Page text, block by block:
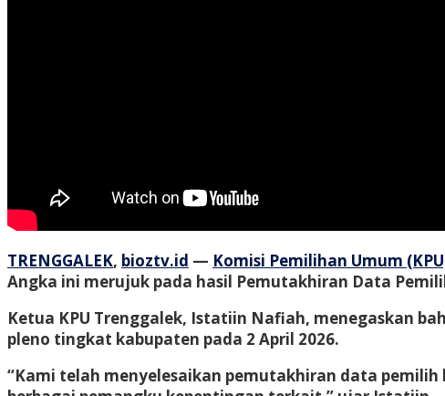
TRENGGALEK, bioztv.id — Komisi Pemilihan Umum
Angka ini merujuk pada hasil Pemutakhiran Data
Ketua KPU Trenggalek, Istatiin Nafiah, menegaskan
pleno tingkat kabupaten pada 2 April 2026.
“Kami telah menyelesaikan pemutakhiran data